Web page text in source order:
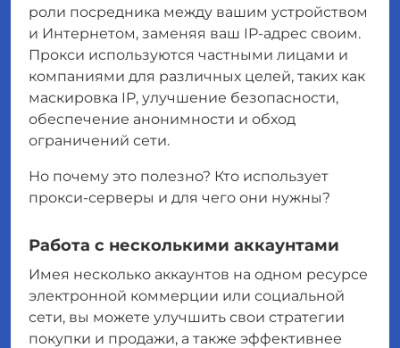
роли посредника между вашим устройством
и Интернетом, заменяя ваш IP-адрес своим.
Прокси используются частными лицами и
компаниями для различных целей, таких как
маскировка IP, улучшение безопасности,
обеспечение анонимности и обход
ограничений сети.
Но почему это полезно? Кто использует
прокси-серверы и для чего они нужны?
Работа с несколькими аккаунтами
Имея несколько аккаунтов на одном ресурсе
электронной коммерции или социальной
сети, вы можете улучшить свои стратегии
покупки и продажи, а также эффективнее